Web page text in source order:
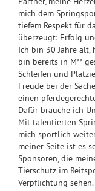
mich dem
tiefem Respekt für
überzeugt: Erfolg
Ich bin 30 Jahre alt,
bin bereits in M**
Schleifen und
Freude bei der
einen
Dafür brauche ich
Mit talentierten
mich sportlich
meiner Seite ist es
Sponsoren, die
Tierschutz im
Verpflichtung sehen.